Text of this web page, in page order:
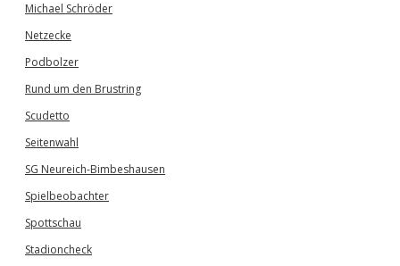
Michael Schröder
Netzecke
Podbolzer
Rund um den Brustring
Scudetto
Seitenwahl
SG Neureich-Bimbeshausen
Spielbeobachter
Spottschau
Stadioncheck